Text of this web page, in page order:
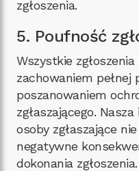
zgłoszenia.
5. Poufność
Wszystkie
zachowaniem pełnej
poszanowaniem
zgłaszającego.
osoby zgłaszające
negatywne
dokonania zgłoszenia.